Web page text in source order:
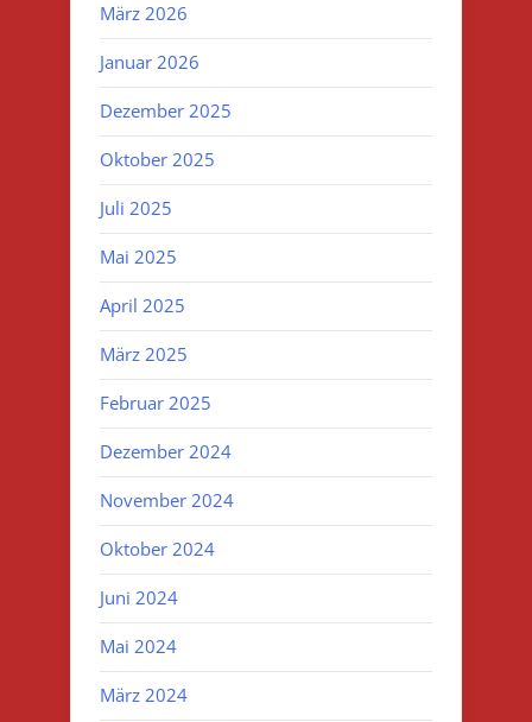
März 2026
Januar 2026
Dezember 2025
Oktober 2025
Juli 2025
Mai 2025
April 2025
März 2025
Februar 2025
Dezember 2024
November 2024
Oktober 2024
Juni 2024
Mai 2024
März 2024